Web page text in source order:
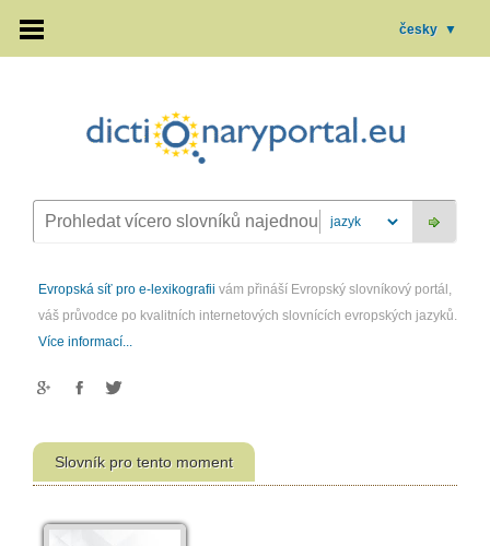
česky ▼
Evropská síť pro e-lexikografii vám přináší Evropský slovníkový portál,
váš průvodce po kvalitních internetových slovnících evropských jazyků.
Více informací...
Slovník pro tento moment